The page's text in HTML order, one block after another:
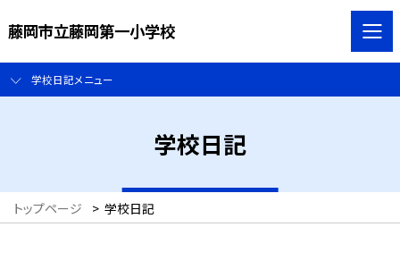
藤岡市立藤岡第一小学校
学校日記メニュー
学校日記
トップページ > 学校日記